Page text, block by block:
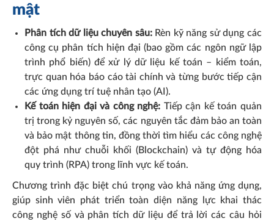
mật
Phân tích dữ liệu chuyên sâu:Rèn kỹ năng sử dụng các
công cụ phân tích hiện đại (bao gồm các ngôn ngữ lập
trình phổ biến) để xử lý dữ liệu kế toán – kiểm toán,
trực quan hóa báo cáo tài chính và từng bước tiếp cận
các ứng dụng trí tuệ nhân tạo (AI).
Kế toán hiện đại và công nghệ: Tiếp cận kế toán quản
trị trong kỷ nguyên số, các nguyên tắc đảm bảo an toàn
và bảo mật thông tin, đồng thời tìm hiểu các công nghệ
đột phá như chuỗi khối (Blockchain) và tự động hóa
quy trình (RPA) trong lĩnh vực kế toán.
Chương trình đặc biệt chú trọng vào khả năng ứng dụng,
giúp sinh viên phát triển toàn diện năng lực khai thác
công nghệ số và phân tích dữ liệu để trả lời các câu hỏi